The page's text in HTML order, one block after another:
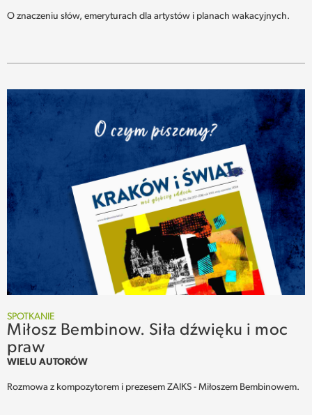
O znaczeniu słów, emeryturach dla artystów i planach wakacyjnych.
SPOTKANIE
Miłosz Bembinow. Siła dźwięku i moc
praw
WIELU AUTORÓW
Rozmowa z kompozytorem i prezesem ZAIKS - Miłoszem Bembinowem.